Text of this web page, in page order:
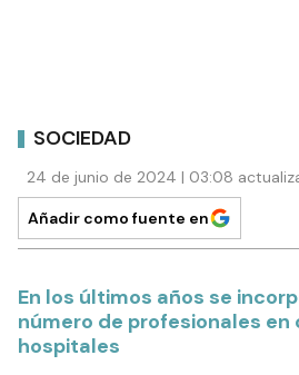
SOCIEDAD
24 de junio de 2024 | 03:08
Añadir como fuente en
En los últimos años se
número de profesionales
hospitales